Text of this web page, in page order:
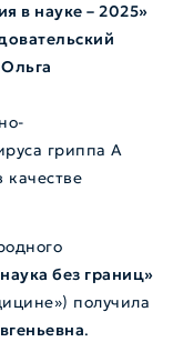
в науке – 2025»
гриппа А
качестве
без границ»
получила
.